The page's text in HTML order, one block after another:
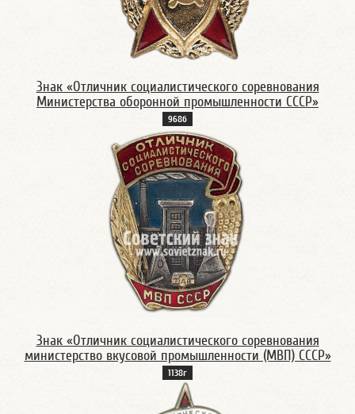
Знак «Отличник социалистического соревнования
Министерства оборонной промышленности СССР»
968б
Знак «Отличник социалистического соревнования
министерство вкусовой промышленности (МВП) СССР»
1138г